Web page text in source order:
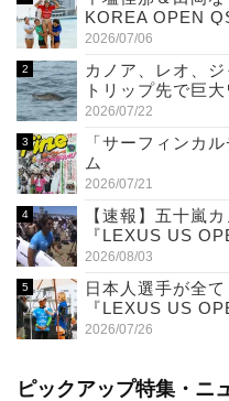
KOREA OPEN
2026/07/06
カノア、レオ、
トリップ先で巨大
2026/07/22
「サーフィンカ
ム
2026/07/21
【速報】五十嵐
『LEXUS US
2026/08/03
日本人選手が全
『LEXUS US
2026/07/26
ピックアップ特集・ニ